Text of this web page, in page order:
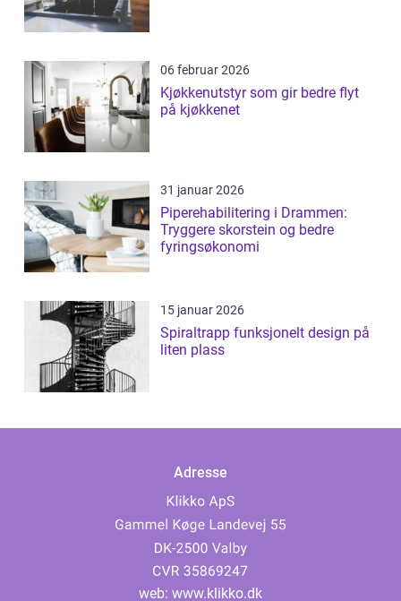
06 februar 2026
Kjøkkenutstyr som gir bedre flyt
på kjøkkenet
31 januar 2026
Piperehabilitering i Drammen:
Tryggere skorstein og bedre
fyringsøkonomi
15 januar 2026
Spiraltrapp funksjonelt design på
liten plass
Adresse
web: www.klikko.dk